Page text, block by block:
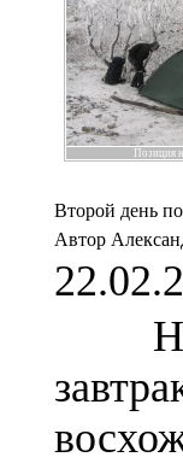
Позиция
Второй день
Автор